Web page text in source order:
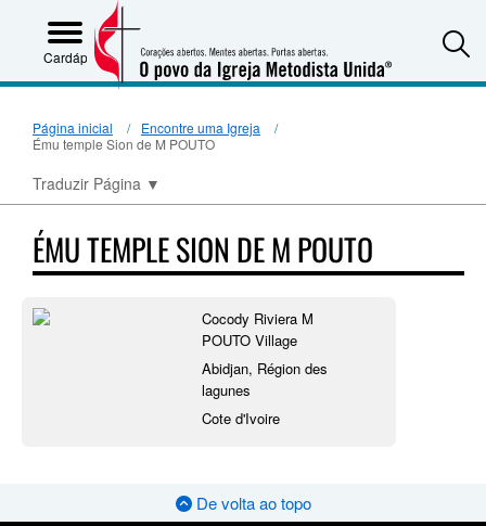
Cardápio
Página inicial
Encontre uma Igreja
Ému temple Sion de M POUTO
Traduzir Página ▼
ÉMU TEMPLE SION DE M POUTO
Cocody Riviera M
POUTO Village
Abidjan, Région des
lagunes
Cote d'Ivoire
De volta ao topo